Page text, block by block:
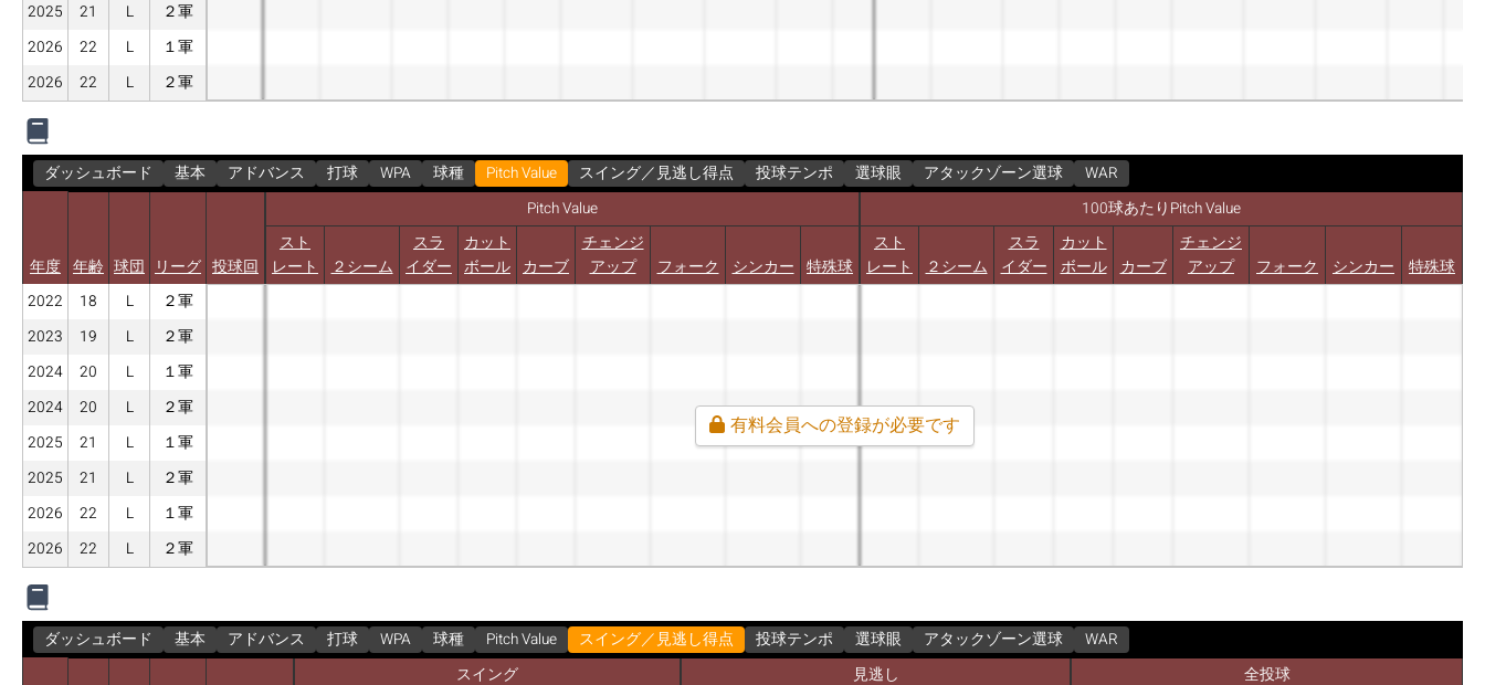
2025
21 L
２軍
2026
22 L
１軍
2026
22 L ２軍
ダッシュボード 基本 アドバンス 打球 WPA 球種 Pitch Value スイング／見逃し得点 投球テンポ 選球眼 アタックゾーン選球
WAR
Pitch Value
100球あたりPitch Value
年度 年齢 球団 リーグ 投球回
スト
レート ２シーム
スラ
イダー
カット
ボール カーブ
チェンジ
アップ
フォーク シンカー 特殊球
スト
レート ２シーム
スラ
イダー
カット
ボール カーブ
チェンジ
アップ
フォーク シンカー
特殊球
2022
18 L
２軍
2023
19 L
２軍
2024
20 L
１軍
2024
20 L
２軍
2025
21 L
１軍
2025
21 L
２軍
2026
22 L
１軍
2026
22 L ２軍
有料会員への登録が必要です
ダッシュボード 基本 アドバンス 打球 WPA 球種 Pitch Value スイング／見逃し得点 投球テンポ 選球眼 アタックゾーン選球
WAR
スイング
見逃し 全投球